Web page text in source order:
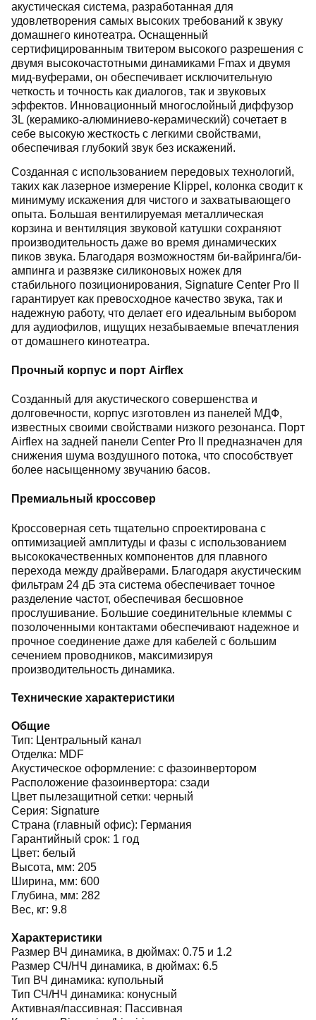
акустическая система, разработанная для
удовлетворения самых высоких требований к звуку
домашнего кинотеатра. Оснащенный
сертифицированным твитером высокого разрешения с
двумя высокочастотными динамиками Fmax и двумя
мид-вуферами, он обеспечивает исключительную
четкость и точность как диалогов, так и звуковых
эффектов. Инновационный многослойный диффузор
3L (керамико-алюминиево-керамический) сочетает в
себе высокую жесткость с легкими свойствами,
обеспечивая глубокий звук без искажений.
Созданная с использованием передовых технологий,
таких как лазерное измерение Klippel, колонка сводит к
минимуму искажения для чистого и захватывающего
опыта. Большая вентилируемая металлическая
корзина и вентиляция звуковой катушки сохраняют
производительность даже во время динамических
пиков звука. Благодаря возможностям би-вайринга/би-
ампинга и развязке силиконовых ножек для
стабильного позиционирования, Signature Center Pro II
гарантирует как превосходное качество звука, так и
надежную работу, что делает его идеальным выбором
для аудиофилов, ищущих незабываемые впечатления
от домашнего кинотеатра.
Прочный корпус и порт Airflex
Созданный для акустического совершенства и
долговечности, корпус изготовлен из панелей МДФ,
известных своими свойствами низкого резонанса. Порт
Airflex на задней панели Center Pro II предназначен для
снижения шума воздушного потока, что способствует
более насыщенному звучанию басов.
Премиальный кроссовер
Кроссоверная сеть тщательно спроектирована с
оптимизацией амплитуды и фазы с использованием
высококачественных компонентов для плавного
перехода между драйверами. Благодаря акустическим
фильтрам 24 дБ эта система обеспечивает точное
разделение частот, обеспечивая бесшовное
прослушивание. Большие соединительные клеммы с
позолоченными контактами обеспечивают надежное и
прочное соединение даже для кабелей с большим
сечением проводников, максимизируя
производительность динамика.
Технические характеристики
Общие
Тип: Центральный канал
Отделка: MDF
Акустическое оформление: с фазоинвертором
Расположение фазоинвертора: сзади
Цвет пылезащитной сетки: черный
Серия: Signature
Страна (главный офис): Германия
Гарантийный срок: 1 год
Цвет: белый
Высота, мм: 205
Ширина, мм: 600
Глубина, мм: 282
Вес, кг: 9.8
Характеристики
Размер ВЧ динамика, в дюймах: 0.75 и 1.2
Размер СЧ/НЧ динамика, в дюймах: 6.5
Тип ВЧ динамика: купольный
Тип СЧ/НЧ динамика: конусный
Активная/пассивная: Пассивная